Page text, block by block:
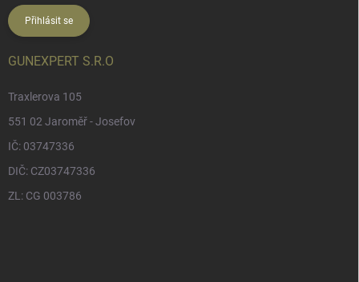
Přihlásit se
GUNEXPERT S.R.O
Traxlerova 105
551 02 Jaroměř - Josefov
IČ: 03747336
DIČ: CZ03747336
ZL: CG 003786